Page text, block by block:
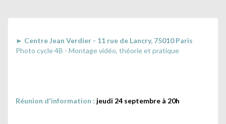
► Centre Jean Verdier - 11 rue de Lancry, 75010 Paris
Photo cycle 4B - Montage vidéo, théorie et pratique
Réunion d'information : jeudi 24 septembre à 20h